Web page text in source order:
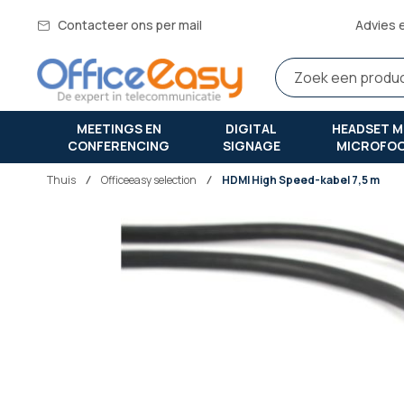
Contacteer ons per mail Advies
MEETINGS EN
CONFERENCING
DIGITAL
SIGNAGE
HEADSET
Thuis officeeasy selection HDMI High Speed-kabel 7,5 m